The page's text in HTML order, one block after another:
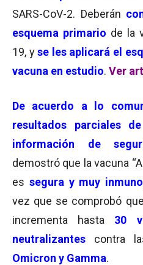
SARS-CoV-2. Deberán
esquema primario de la
19, yse les aplicará el
vacuna en estudio. Ver
De acuerdo a lo
resultados parciales
información de
demostró que la vacuna
es segura y muy
vez que se comprobó que
incrementa hasta 30
neutralizantes contra
Omicron y Gamma.